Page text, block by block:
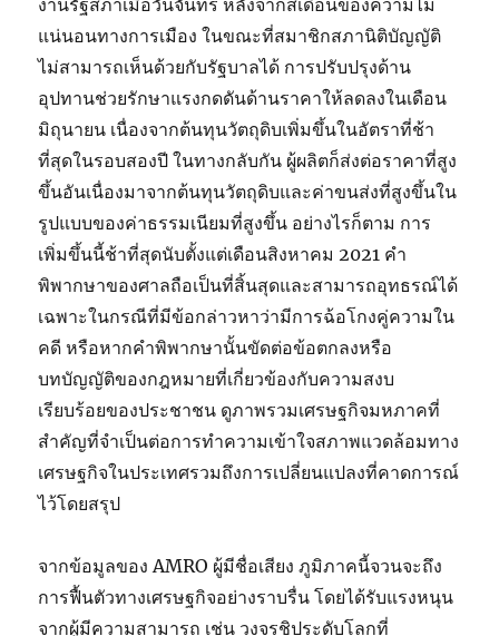
งานรัฐสภาเมื่อวันจันทร์ หลังจากสี่เดือนของความไม่
แน่นอนทางการเมือง ในขณะที่สมาชิกสภานิติบัญญัติ
ไม่สามารถเห็นด้วยกับรัฐบาลได้ การปรับปรุงด้าน
อุปทานช่วยรักษาแรงกดดันด้านราคาให้ลดลงในเดือน
มิถุนายน เนื่องจากต้นทุนวัตถุดิบเพิ่มขึ้นในอัตราที่ช้า
ที่สุดในรอบสองปี ในทางกลับกัน ผู้ผลิตก็ส่งต่อราคาที่สูง
ขึ้นอันเนื่องมาจากต้นทุนวัตถุดิบและค่าขนส่งที่สูงขึ้นใน
รูปแบบของค่าธรรมเนียมที่สูงขึ้น อย่างไรก็ตาม การ
เพิ่มขึ้นนี้ช้าที่สุดนับตั้งแต่เดือนสิงหาคม 2021 คำ
พิพากษาของศาลถือเป็นที่สิ้นสุดและสามารถอุทธรณ์ได้
เฉพาะในกรณีที่มีข้อกล่าวหาว่ามีการฉ้อโกงคู่ความใน
คดี หรือหากคำพิพากษานั้นขัดต่อข้อตกลงหรือ
บทบัญญัติของกฎหมายที่เกี่ยวข้องกับความสงบ
เรียบร้อยของประชาชน ดูภาพรวมเศรษฐกิจมหภาคที่
สำคัญที่จำเป็นต่อการทำความเข้าใจสภาพแวดล้อมทาง
เศรษฐกิจในประเทศรวมถึงการเปลี่ยนแปลงที่คาดการณ์
ไว้โดยสรุป
จากข้อมูลของ AMRO ผู้มีชื่อเสียง ภูมิภาคนี้จวนจะถึง
การฟื้นตัวทางเศรษฐกิจอย่างราบรื่น โดยได้รับแรงหนุน
จากผู้มีความสามารถ เช่น วงจรชิประดับโลกที่